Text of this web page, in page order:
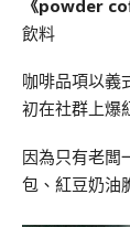
《powder
飲料
咖啡品項以義
初在社群上爆
因為只有老闆
包、紅豆奶油